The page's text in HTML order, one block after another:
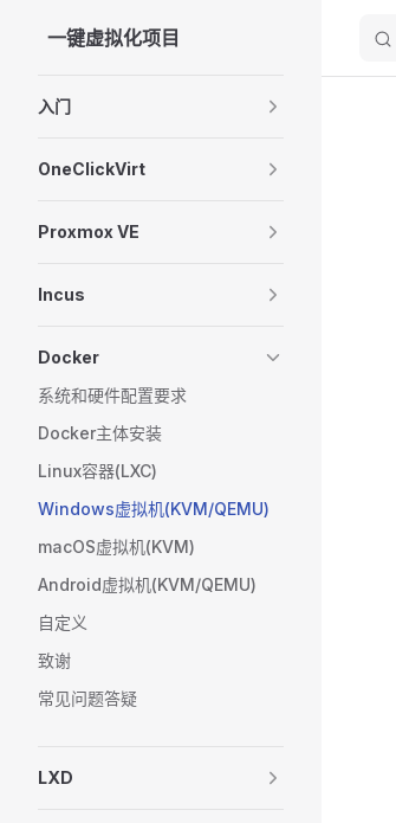
Skip to content
一键虚拟化项目
入门
OneClickVirt
Proxmox VE
Incus
Docker
系统和硬件配置要求
Docker主体安装
Linux容器(LXC)
Windows虚拟机(KVM/QEMU)
macOS虚拟机(KVM)
Android虚拟机(KVM/QEMU)
自定义
致谢
常见问题答疑
LXD